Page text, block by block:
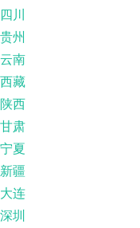
四川
贵州
云南
西藏
陕西
甘肃
宁夏
新疆
大连
深圳